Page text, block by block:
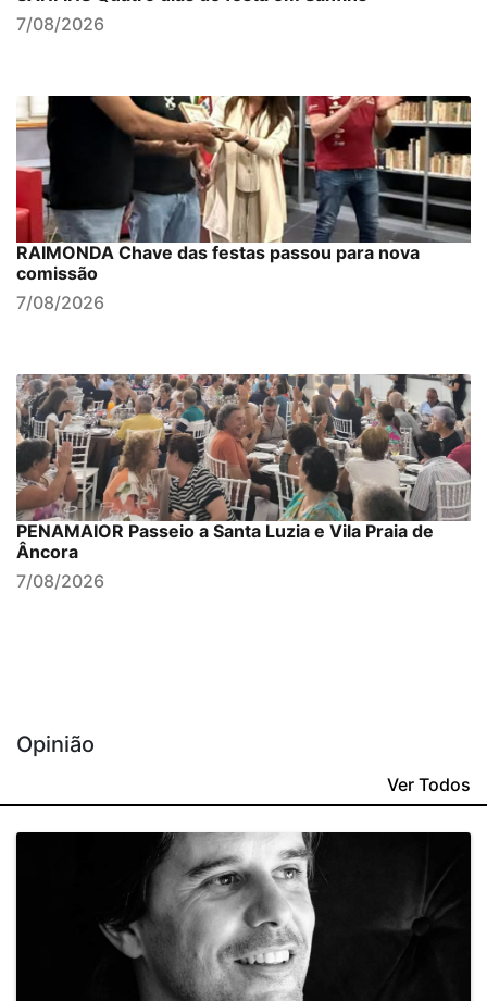
7/08/2026
RAIMONDA Chave das festas passou para nova
comissão
7/08/2026
PENAMAIOR Passeio a Santa Luzia e Vila Praia de
Âncora
7/08/2026
Opinião
Ver Todos